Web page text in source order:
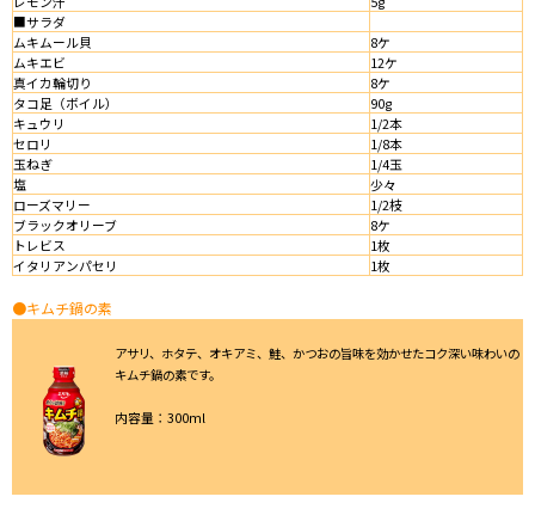
■サラダ
ムキムール貝
8ケ
ムキエビ
12ケ
真イカ輪切り
8ケ
タコ足（ボイル）
90g
キュウリ
1/2本
セロリ
1/8本
玉ねぎ
1/4玉
塩
少々
ローズマリー
1/2枝
ブラックオリーブ
8ケ
トレビス
1枚
イタリアンパセリ
1枚
●キムチ鍋の素
アサリ、ホタテ、オキアミ、鮭、かつおの旨味を効かせたコク深い味わいの
キムチ鍋の素です。
内容量：300ml